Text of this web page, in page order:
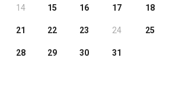
14 15 16 17 18
21 22 23 24 25
28 29 30
31